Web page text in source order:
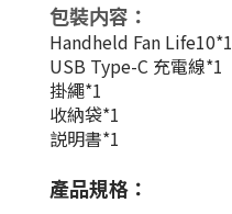
包裝内容：
Handheld Fan Life10*1
USB Type-C 充電線*1
掛繩*1
收納袋*1
説明書*1
產品規格：